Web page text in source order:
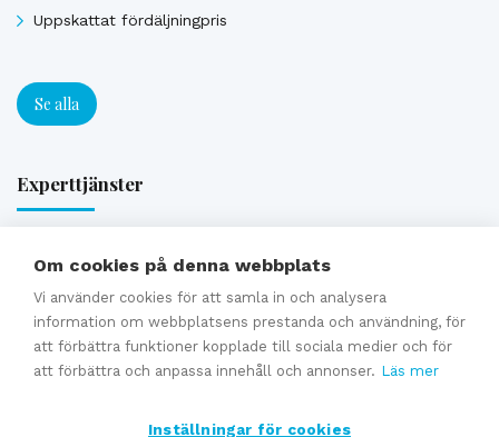
Uppskattat fördäljningpris
Se alla
Experttjänster
Förmedling av en företagsaffär
Värdering
Uppskattat försäljningpris
Affärsavtal
Om cookies på denna webbplats
Vi använder cookies för att samla in och analysera
information om webbplatsens prestanda och användning, för
att förbättra funktioner kopplade till sociala medier och för
att förbättra och anpassa innehåll och annonser. Läs mer
Inställningar för cookies